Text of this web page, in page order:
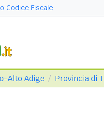
Codice Fiscale
Alto Adige Provincia di